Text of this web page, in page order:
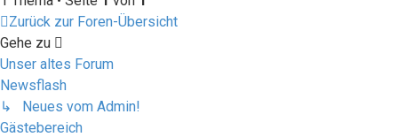
Zurück zur Foren-Übersicht
Gehe zu
Unser altes Forum
Newsflash
↳ Neues vom Admin!
Gästebereich